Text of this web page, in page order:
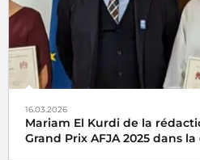
16.03.2026
Mariam El Kurdi de la
Grand Prix AFJA 2025 dans